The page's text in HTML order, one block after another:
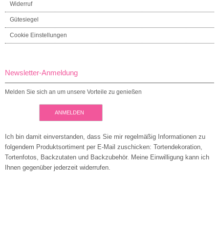
Widerruf
Gütesiegel
Cookie Einstellungen
Newsletter-Anmeldung
Melden Sie sich an um unsere Vorteile zu genießen
ANMELDEN
Ich bin damit einverstanden, dass Sie mir regelmäßig Informationen zu
folgendem Produktsortiment per E-Mail zuschicken: Tortendekoration,
Tortenfotos, Backzutaten und Backzubehör. Meine Einwilligung kann ich
Ihnen gegenüber jederzeit widerrufen.